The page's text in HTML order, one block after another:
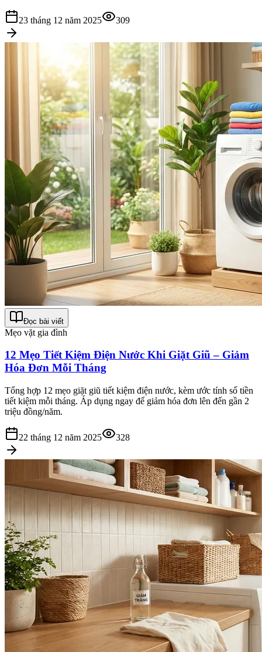
23 tháng 12 năm 2025 309
Đọc bài viết
Mẹo vặt gia đình
12 Mẹo Tiết Kiệm Điện Nước Khi Giặt Giũ – Giảm
Hóa Đơn Mỗi Tháng
Tổng hợp 12 mẹo giặt giũ tiết kiệm điện nước, kèm ước tính số tiền
tiết kiệm mỗi tháng. Áp dụng ngay để giảm hóa đơn lên đến gần 2
triệu đồng/năm.
22 tháng 12 năm 2025 328